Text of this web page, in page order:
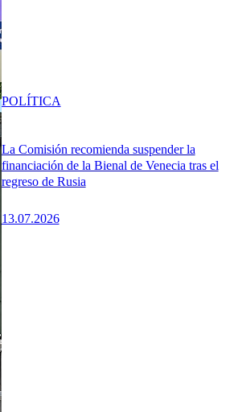
La Comisión recomienda suspender la
financiación de la Bienal de Venecia tras el
regreso de Rusia
13.07.2026
POLÍTICA